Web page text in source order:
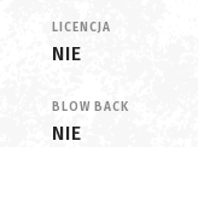
LICENCJA
NIE
BLOW BACK
NIE